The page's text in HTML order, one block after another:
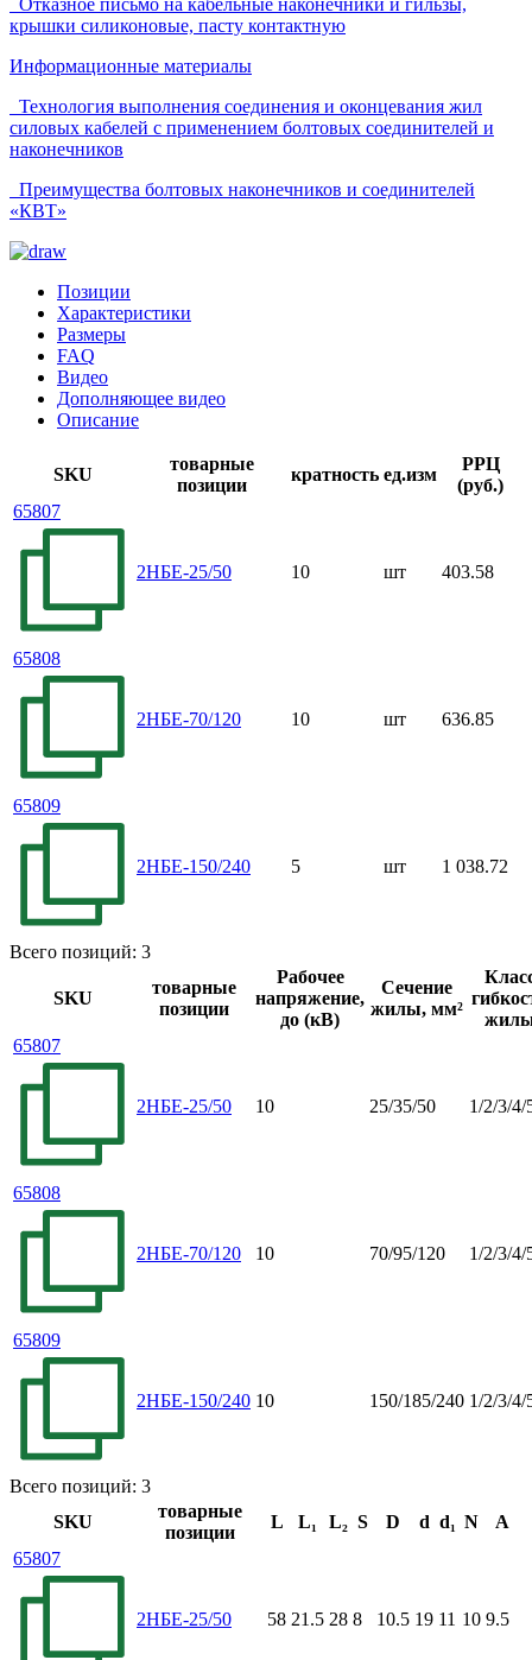
Отказное письмо на кабельные наконечники и гильзы,
крышки силиконовые, пасту контактную
Информационные материалы
Технология выполнения соединения и оконцевания жил
силовых кабелей с применением болтовых соединителей и
наконечников
Преимущества болтовых наконечников и соединителей
«КВТ»
Позиции
Характеристики
Размеры
FAQ
Видео
Дополняющее видео
Описание
SKU
товарные
позиции
кратность ед.изм
РРЦ
(руб.)
65807
2НБЕ-25/50 10 шт 403.58
65808
2НБЕ-70/120 10 шт 636.85
65809
2НБЕ-150/240 5 шт 1 038.72
Всего позиций: 3
SKU
товарные
позиции
Рабочее
напряжение,
до (кВ)
Сечение
жилы, мм²
65807
2НБЕ-25/50 10 25/35/50 1/2/3/4/
65808
2НБЕ-70/120 10 70/95/120 1/2/3/4/
65809
2НБЕ-150/240 10 150/185/240 1/2/3/4/
Всего позиций: 3
SKU
товарные
позиции
L L₁ L₂ S D d d₁ N
A
65807
2НБЕ-25/50 58 21.5 28 8 10.5 19 11 10 9.5